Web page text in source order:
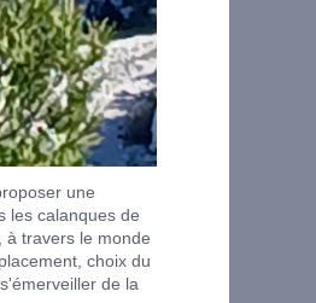
une
les calanques de
à travers le monde
choix du
de la